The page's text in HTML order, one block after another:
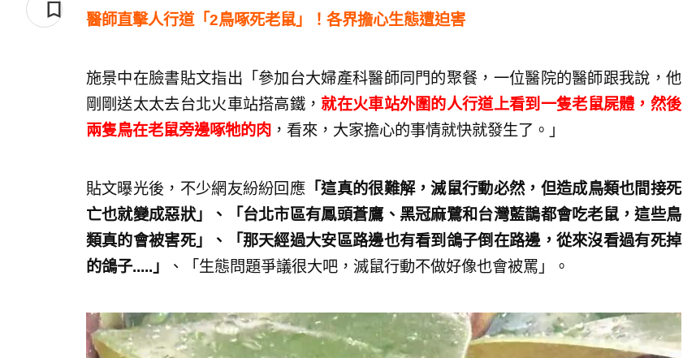
醫師直擊人行道「2鳥啄死老鼠」！各界擔心生態遭迫害
施景中在臉書貼文指出「參加台大婦產科醫師同門的聚餐，一位醫院的醫師跟我說，他
剛剛送太太去台北火車站搭高鐵， 就在火車站外圍的人行道上看到一隻老鼠屍體，然後
兩隻鳥在老鼠旁邊啄牠的肉 ，看來，大家擔心的事情就快就發生了。」
貼文曝光後，不少網友紛紛回應 「這真的很難解，滅鼠行動必然，但造成鳥類也間接死
亡也就變成惡狀」、「台北市區有鳳頭蒼鷹、黑冠麻鷺和台灣藍鵲都會吃老鼠，這些鳥
類真的會被害死」、「那天經過大安區路邊也有看到鴿子倒在路邊，從來沒看過有死掉
的鴿子.....」
、「生態問題爭議很大吧，滅鼠行動不做好像也會被罵」。